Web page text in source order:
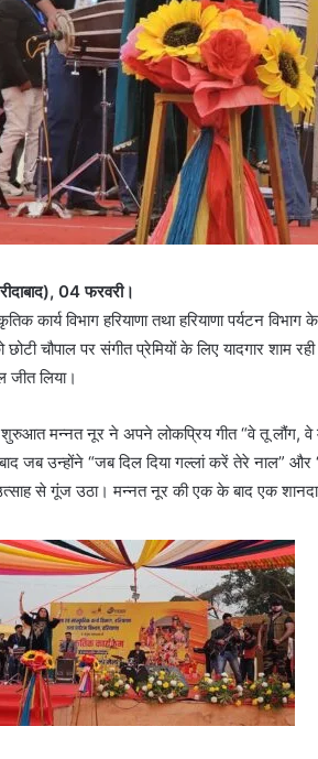
04 फरवरी।
कार्य विभाग हरियाणा तथा हरियाणा पर्यटन
चौपाल पर संगीत प्रेमियों के लिए यादगार शाम
जीत लिया।
शुरुआत मन्नत नूर ने अपने लोकप्रिय गीत “वे तू लौंग, वे
जब उन्होंने “जब दिल दिया गल्लां करें तेरे नाल” और
से गूंज उठा। मन्नत नूर की एक के बाद एक